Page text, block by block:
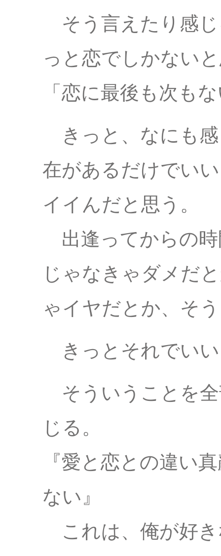
そう言えたり感
っと恋でしかない
「恋に最後も次も
きっと、なにも
在があるだけでい
イイんだと思う。
出逢ってからの
じゃなきゃダメだ
ゃイヤだとか、そ
きっとそれでい
そういうことを
じる。
『愛と恋との違い
ない』
これは、俺が好